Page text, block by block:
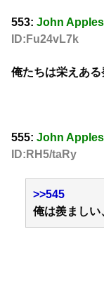
553: John
ID:Fu24vL7k
俺たちは栄えある
555: John
ID:RH5/taRy
>>545
俺は羨ましい